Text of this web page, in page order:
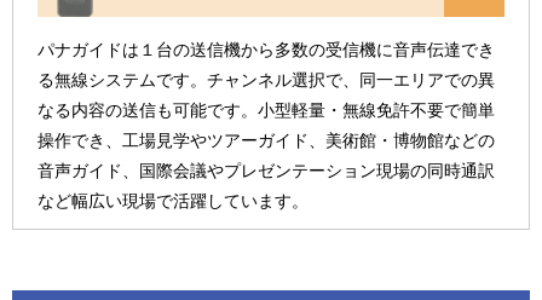
パナガイドは１台の送信機から多数の受信機に音声伝達でき
る無線システムです。チャンネル選択で、同一エリアでの異
なる内容の送信も可能です。小型軽量・無線免許不要で簡単
操作でき、工場見学やツアーガイド、美術館・博物館などの
音声ガイド、国際会議やプレゼンテーション現場の同時通訳
など幅広い現場で活躍しています。